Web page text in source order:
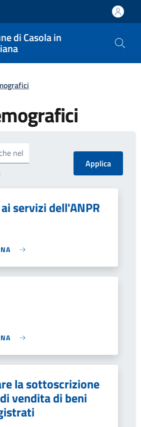
di Casola in
nel
servizi dell'ANPR
la sottoscrizione
vendita di beni